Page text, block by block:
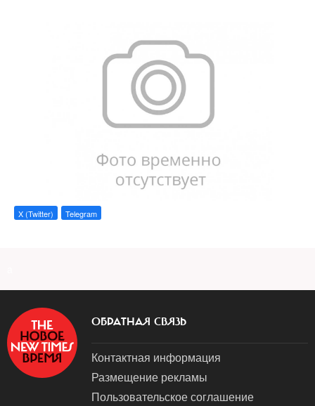
X (Twitter) Telegram
ОБРАТНАЯ СВЯЗЬ
Контактная информация
Размещение рекламы
Пользовательское соглашение